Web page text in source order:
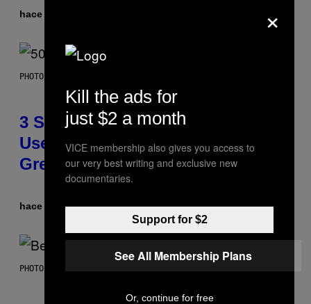
hace 6 horas
PHOTO BY GREGORY BOJORQUEZ/GETTY IMAGES
3 Songs That Were Commonly
Used As a Ringtone or Voicemail
Greeting in the 2000s
hace 11 horasPorDan Milam
PHOTO BY KEVIN WINTER/GETTY IMAGES FOR RADIO DISNEY
×
Kill the ads for
just $2 a month
VICE membership also gives you access to
our very best writing and exclusive new
documentaries.
Support for $2
See All Membership Plans
Or, continue for free